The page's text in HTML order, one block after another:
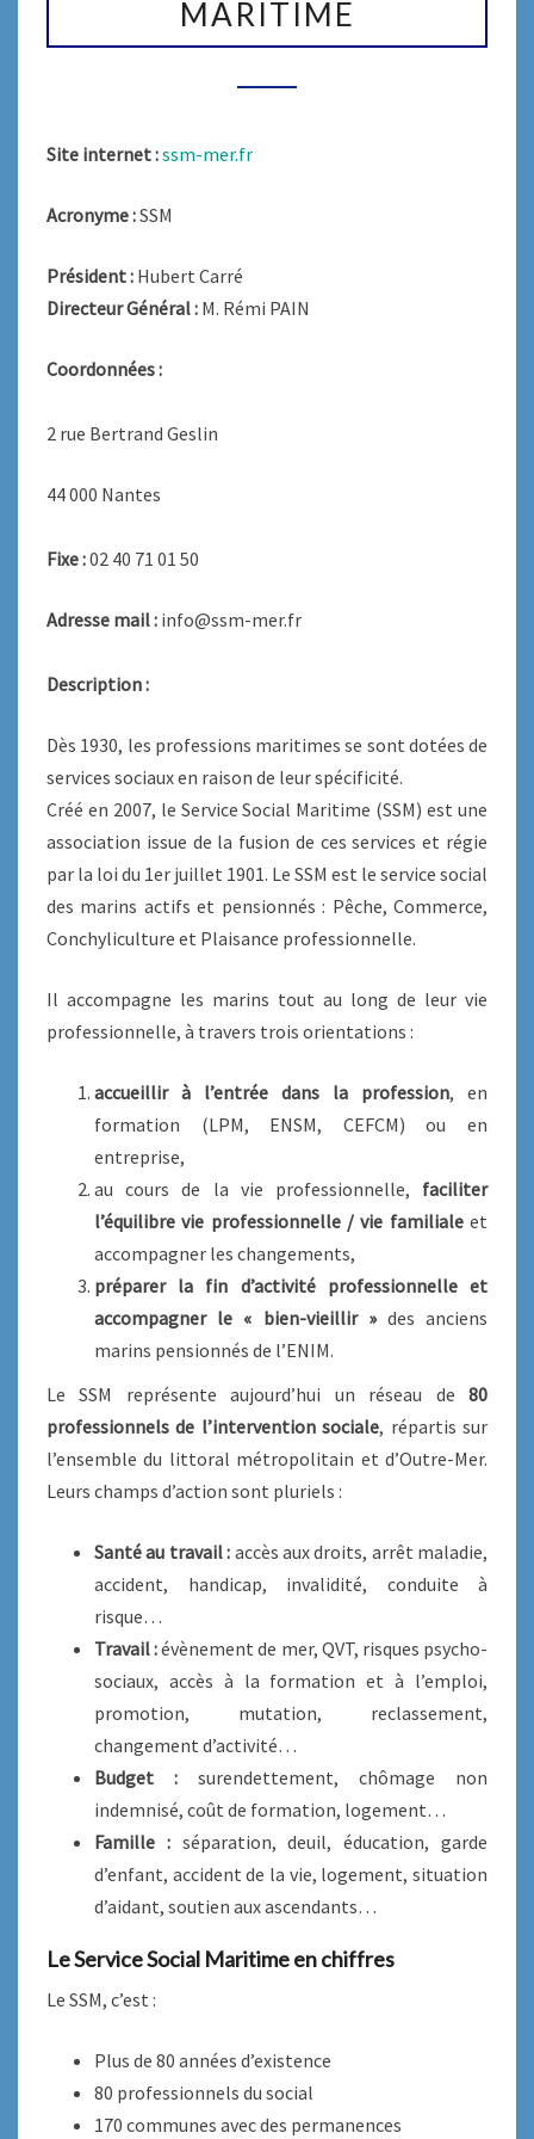
MARITIME
Site internet :ssm-mer.fr
Acronyme :SSM
Président : Hubert Carré
Directeur Général : M. Rémi PAIN
Coordonnées :
2 rue Bertrand Geslin
44 000 Nantes
Fixe :02 40 71 01 50
Adresse mail : info@ssm-mer.fr
Description :
Dès 1930, les professions maritimes se sont dotées de
services sociaux en raison de leur spécificité.
Créé en 2007, le Service Social Maritime (SSM) est une
association issue de la fusion de ces services et régie
par la loi du 1er juillet 1901. Le SSM est le service social
des marins actifs et pensionnés : Pêche, Commerce,
Conchyliculture et Plaisance professionnelle.
Il accompagne les marins tout au long de leur vie
professionnelle, à travers trois orientations :
accueillir à l’entrée dans la profession, en
formation (LPM, ENSM, CEFCM) ou en
entreprise,
au cours de la vie professionnelle, faciliter
l’équilibre vie professionnelle / vie familialeet
accompagner les changements,
préparer la fin d’activité professionnelle et
accompagner le « bien-vieillir »des anciens
marins pensionnés de l’ENIM.
Le SSM représente aujourd’hui un réseau de 80
professionnels de l’intervention sociale, répartis sur
l’ensemble du littoral métropolitain et d’Outre-Mer.
Leurs champs d’action sont pluriels :
Santé au travail : accès aux droits, arrêt maladie,
accident, handicap, invalidité, conduite à
risque…
Travail :évènement de mer, QVT, risques psycho-
sociaux, accès à la formation et à l’emploi,
promotion, mutation, reclassement,
changement d’activité…
Budget : surendettement, chômage non
indemnisé, coût de formation, logement…
Famille : séparation, deuil, éducation, garde
d’enfant, accident de la vie, logement, situation
d’aidant, soutien aux ascendants…
Le Service Social Maritime en chiffres
Le SSM, c’est :
Plus de 80 années d’existence
80 professionnels du social
170 communes avec des permanences